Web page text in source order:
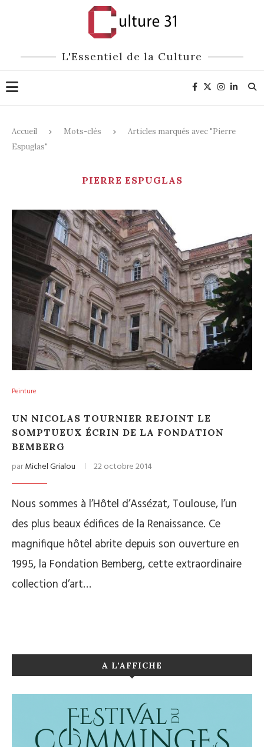
L'Essentiel de la Culture
Accueil Mots-clés
Articles marqués avec "Pierre
Espuglas"
PIERRE ESPUGLAS
Peinture
UN NICOLAS TOURNIER REJOINT LE
SOMPTUEUX ÉCRIN DE LA FONDATION
BEMBERG
parMichel Grialou 22 octobre 2014
Nous sommes à l’Hôtel d’Assézat, Toulouse, l’un
des plus beaux édifices de la Renaissance. Ce
magnifique hôtel abrite depuis son ouverture en
1995, la Fondation Bemberg, cette extraordinaire
collection d’art…
A L’AFFICHE